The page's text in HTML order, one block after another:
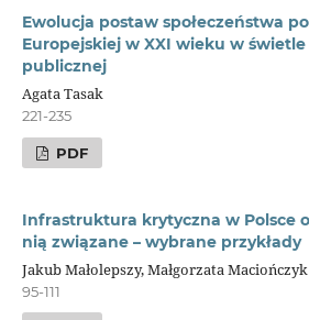
Ewolucja postaw społeczeństwa
Europejskiej w XXI wieku w
publicznej
Agata Tasak
221-235
PDF
Infrastruktura krytyczna w Polsce
nią związane – wybrane przykłady
Jakub Małolepszy, Małgorzata Maciończyk
95-111